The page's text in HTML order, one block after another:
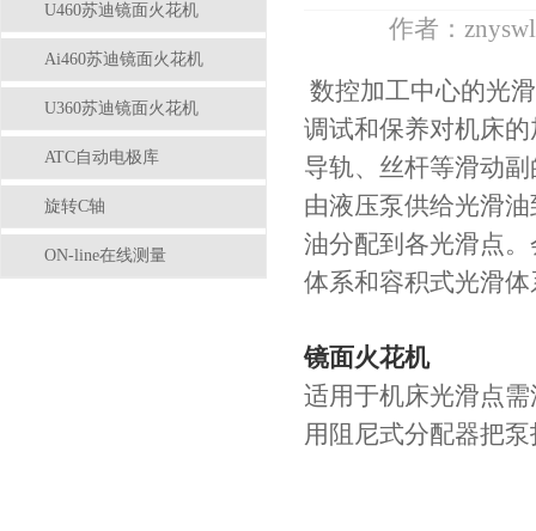
U460苏迪镜面火花机
Ai460苏迪镜面火花机
U360苏迪镜面火花机
ATC自动电极库
旋转C轴
ON-line在线测量
作者： znyswl
数控加工中心的光
调试和保养对机床
导轨、丝杆等滑动
由液压泵供给光滑
油分配到各光滑点
体系和容积式光滑体
镜面火花机
适用于机床光滑点
用阻尼式分配器把